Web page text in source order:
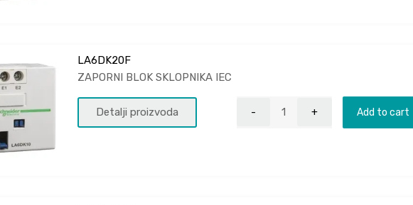
LA6DK20F
ZAPORNI BLOK SKLOPNIKA IEC
Detalji proizvoda Add to cart